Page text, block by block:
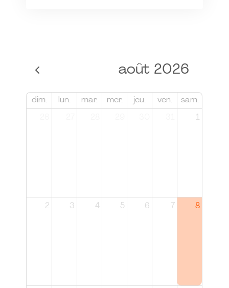
août 2026
dim. lun. mar. mer. jeu. ven. sam.
1
2 3 4 5 6 7 8